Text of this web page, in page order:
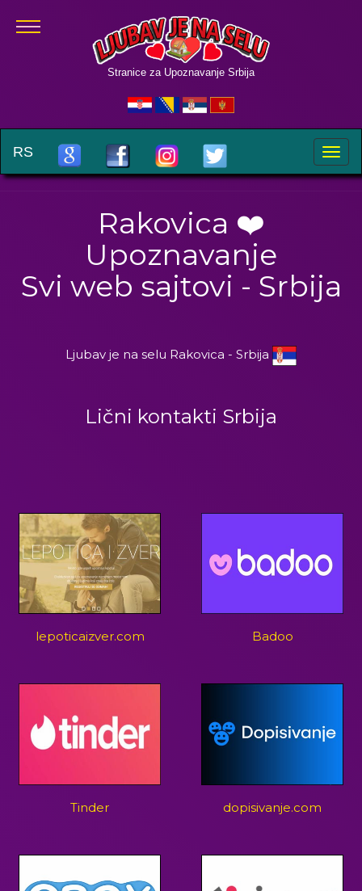
Stranice za Upoznavanje Srbija
Toggle
RS
Rakovica ❤️
Upoznavanje
Svi web sajtovi - Srbija
Ljubav je na selu Rakovica - Srbija
Lični kontakti Srbija
lepoticaizver.com Badoo
Tinder dopisivanje.com